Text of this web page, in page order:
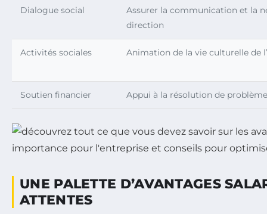
Dialogue social
Assurer la communication et la
direction
Activités sociales Animation de la vie culturelle de
Soutien financier Appui à la résolution de
UNE PALETTE D’AVANTAGES
ATTENTES